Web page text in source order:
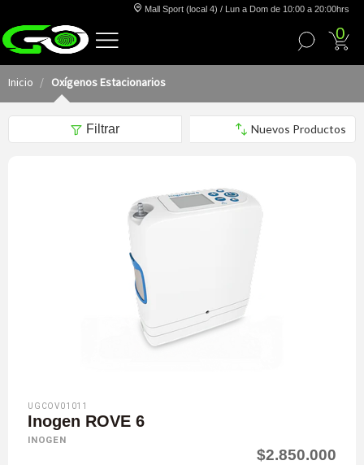
Mall Sport (local 4) / Lun a Dom de 10:00 a 20:00hrs
0
Inicio Oxígenos Estacionarios
Filtrar
UGCOV01011
Inogen ROVE 6
INOGEN
$2.850.000